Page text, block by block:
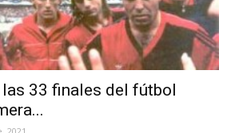
33 finales del fútbol